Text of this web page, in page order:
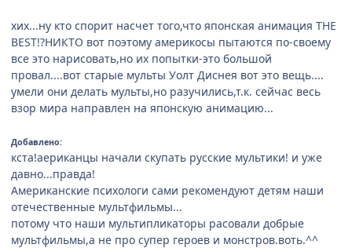
хих...ну кто спорит насчет того,что японская анимация THE
BEST!?НИКТО вот поэтому америкосы пытаются по-своему
все это нарисовать,но их попытки-это большой
провал....вот старые мульты Уолт Диснея вот это вещь....
умели они делать мульты,но разучились,т.к. сейчас весь
взор мира направлен на японскую анимацию...
Добавлено:
кста!аериканцы начали скупать русские мультики! и уже
давно...правда!
Американские психологи сами рекомендуют детям наши
отечественные мультфильмы...
потому что наши мультипликаторы расовали добрые
мультфильмы,а не про супер героев и монстров.воть.^^